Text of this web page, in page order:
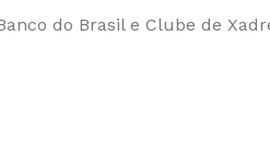
do Brasil e Clube de